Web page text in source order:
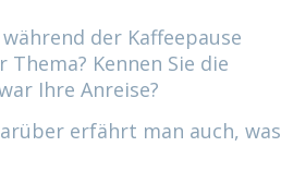
der Kaffeepause
Kennen Sie die
Ihre Anreise?
erfährt man auch, was